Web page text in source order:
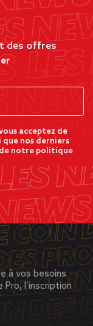
des offres
acceptez de
nos derniers
de notre politique
à vos besoins
l’inscription